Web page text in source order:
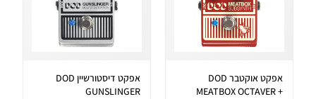
אפקט אוקטבר DOD
MEATBOX OCTAVER +
אפקט דיסטורשיין DOD
GUNSLINGER